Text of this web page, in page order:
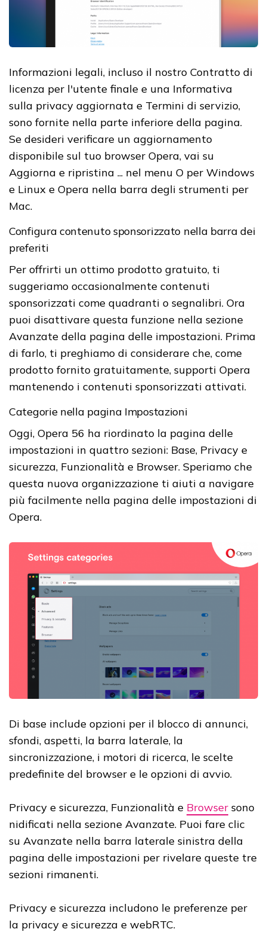
Informazioni legali, incluso il nostro Contratto di
licenza per l'utente finale e una Informativa
sulla privacy aggiornata e Termini di servizio,
sono fornite nella parte inferiore della pagina.
Se desideri verificare un aggiornamento
disponibile sul tuo browser Opera, vai su
Aggiorna e ripristina ... nel menu O per Windows
e Linux e Opera nella barra degli strumenti per
Mac.
Configura contenuto sponsorizzato nella barra dei
preferiti
Per offrirti un ottimo prodotto gratuito, ti
suggeriamo occasionalmente contenuti
sponsorizzati come quadranti o segnalibri. Ora
puoi disattivare questa funzione nella sezione
Avanzate della pagina delle impostazioni. Prima
di farlo, ti preghiamo di considerare che, come
prodotto fornito gratuitamente, supporti Opera
mantenendo i contenuti sponsorizzati attivati.
Categorie nella pagina Impostazioni
Oggi, Opera 56 ha riordinato la pagina delle
impostazioni in quattro sezioni: Base, Privacy e
sicurezza, Funzionalità e Browser. Speriamo che
questa nuova organizzazione ti aiuti a navigare
più facilmente nella pagina delle impostazioni di
Opera.
Di base include opzioni per il blocco di annunci,
sfondi, aspetti, la barra laterale, la
sincronizzazione, i motori di ricerca, le scelte
predefinite del browser e le opzioni di avvio.
Privacy e sicurezza, Funzionalità e Browser sono
nidificati nella sezione Avanzate. Puoi fare clic
su Avanzate nella barra laterale sinistra della
pagina delle impostazioni per rivelare queste tre
sezioni rimanenti.
Privacy e sicurezza includono le preferenze per
la privacy e sicurezza e webRTC.